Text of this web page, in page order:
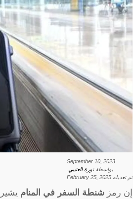
September 10, 2023
بواسطةنورة العتيبي
تم تعديله February 25, 2025
إن رمز شنطة السفر في المنام